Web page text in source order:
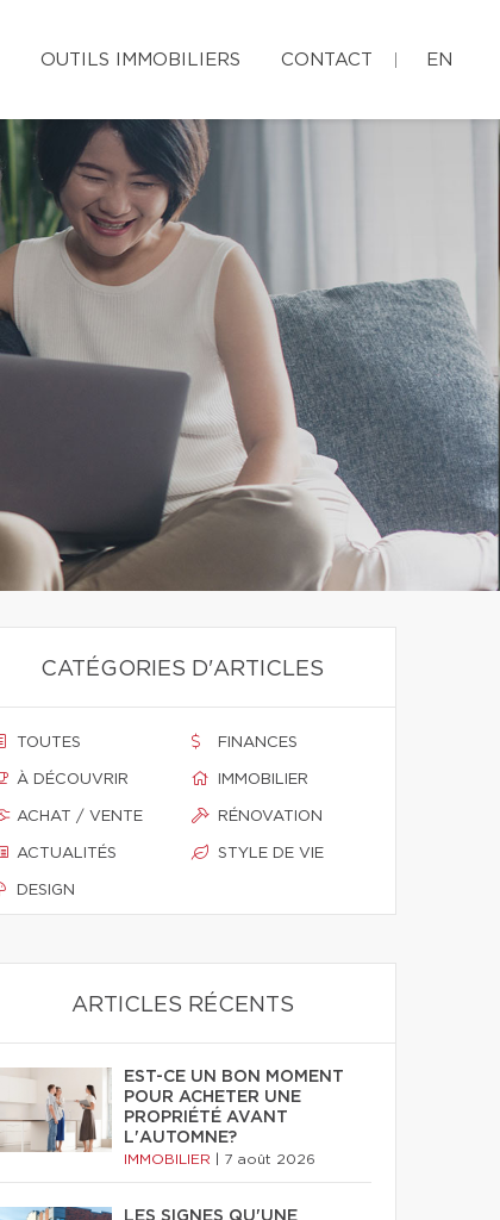
OUTILS IMMOBILIERS CONTACT EN
CATÉGORIES D'ARTICLES
TOUTES
À DÉCOUVRIR
ACHAT / VENTE
ACTUALITÉS
DESIGN
FINANCES
IMMOBILIER
RÉNOVATION
STYLE DE VIE
ARTICLES RÉCENTS
EST-CE UN BON MOMENT
POUR ACHETER UNE
PROPRIÉTÉ AVANT
L'AUTOMNE?
IMMOBILIER 7 août 2026
LES SIGNES QU'UNE